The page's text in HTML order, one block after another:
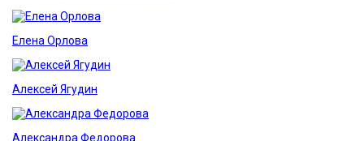
Елена Орлова
Алексей Ягудин
Александра Федорова